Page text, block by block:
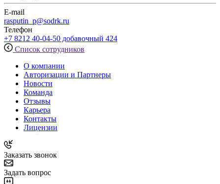
E-mail
rasputin_p@sodrk.ru
Телефон
+7 8212 40-04-50 добавочный 424
Список сотрудников
О компании
Авторизации и Партнеры
Новости
Команда
Отзывы
Карьера
Контакты
Лицензии
Заказать звонок
Задать вопрос